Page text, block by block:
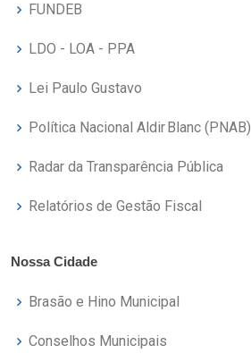
FUNDEB
LDO - LOA - PPA
Lei Paulo Gustavo
Política Nacional Aldir Blanc (PNAB)
Radar da Transparência Pública
Relatórios de Gestão Fiscal
Nossa Cidade
Brasão e Hino Municipal
Conselhos Municipais